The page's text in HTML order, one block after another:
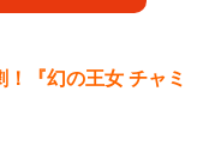
『幻の王女 チャミ